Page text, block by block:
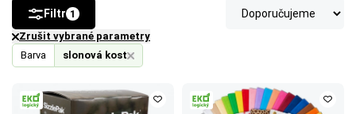
Barva slonová kost
Zrušit vybrané parametry
Filtr 1